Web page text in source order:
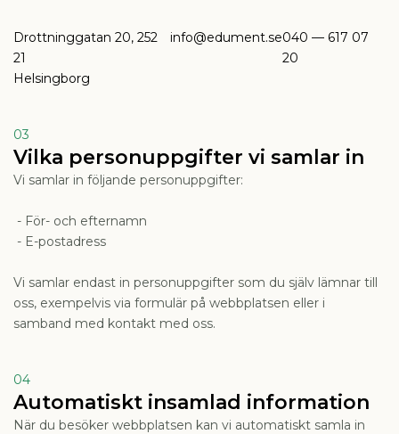
Drottninggatan 20, 252
21
Helsingborg
info@edument.se040 — 617 07
20
03
Vilka personuppgifter vi samlar in
Vi samlar in följande personuppgifter:
- För- och efternamn
- E-postadress
Vi samlar endast in personuppgifter som du själv lämnar till
oss, exempelvis via formulär på webbplatsen eller i
samband med kontakt med oss.
04
Automatiskt insamlad information
När du besöker webbplatsen kan vi automatiskt samla in